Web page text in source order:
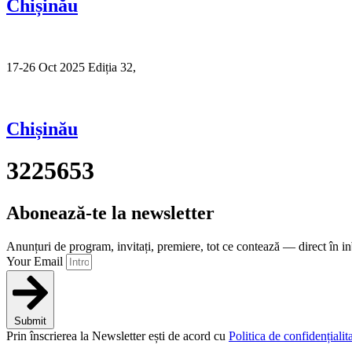
Chișinău
17-26 Oct 2025 Ediția 32,
Chișinău
3225653
Abonează-te la newsletter
Anunțuri de program, invitați, premiere, tot ce contează — direct în
Your Email
Submit
Prin înscrierea la Newsletter ești de acord cu Politica de